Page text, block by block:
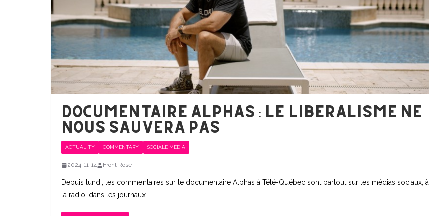
Documentaire alphas : le libéralisme ne
nous sauvera pas
ACTUALITY COMMENTARY SOCIALE MEDIA
2024-11-14 Front Rose
Depuis lundi, les commentaires sur le documentaire Alphas à Télé-Québec sont partout sur les médias sociaux, à
la radio, dans les journaux.